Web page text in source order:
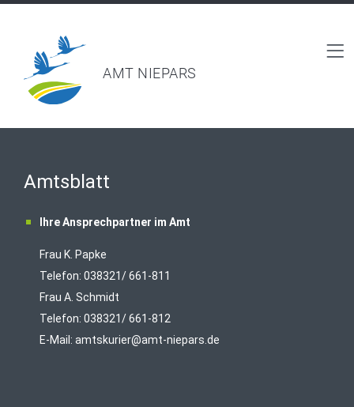
AMT NIEPARS
Amtsblatt
Ihre Ansprechpartner im Amt
Frau K. Papke
Telefon: 038321/ 661-811
Frau A. Schmidt
Telefon: 038321/ 661-812
E-Mail: amtskurier@amt-niepars.de